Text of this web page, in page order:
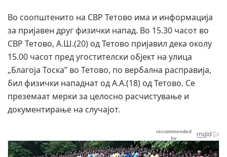
Во соопштенито на СВР Тетово има и информација
за пријавен друг физички напад. Во 15.30 часот во
СВР Тетово, А.Ш.(20) од Тетово пријавил дека околу
15.00 часот пред угостителски објект на улица
„Благоја Тоска” во Тетово, по вербална расправија,
бил физички нападнат од А.А.(18) од Тетово. Се
преземаат мерки за целосно расчистување и
документирање на случајот.